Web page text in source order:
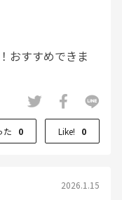
おすすめできま
た 0 Like! 0
2026.1.15